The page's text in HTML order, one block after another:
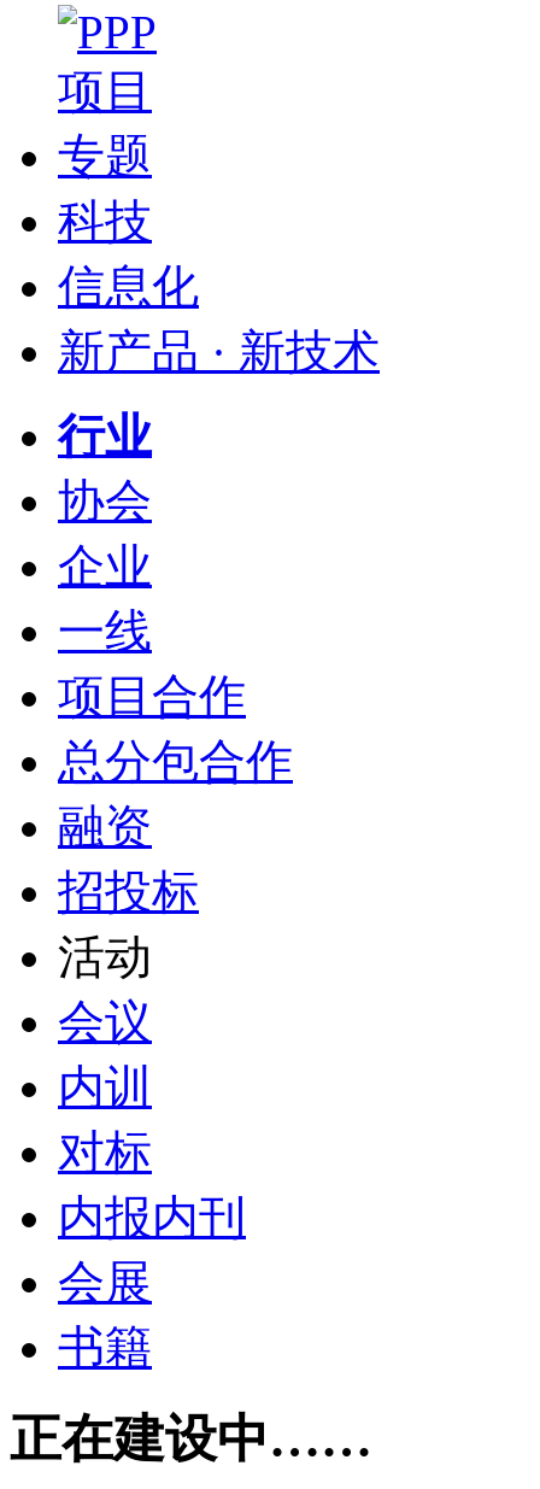
科技
信息化
新产品 · 新技术
行业
协会
企业
一线
项目合作
总分包合作
融资
招投标
活动
会议
内训
对标
内报内刊
会展
书籍
正在建设中……